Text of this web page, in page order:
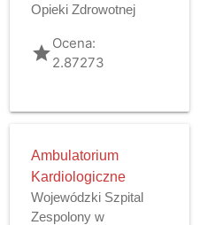
Opieki Zdrowotnej
gradeOcena:
2.87273
Ambulatorium
Kardiologiczne
Wojewódzki Szpital
Zespolony w